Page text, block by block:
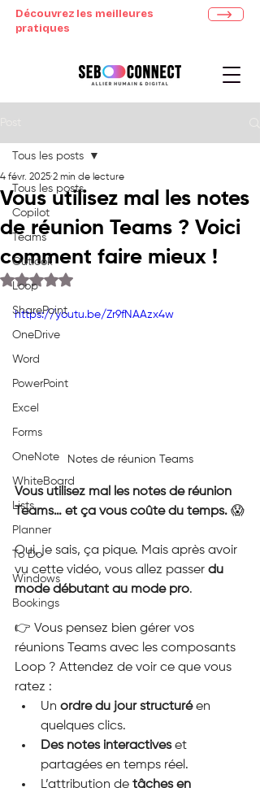
Découvrez les meilleures
pratiques
Tous les posts
Copilot
Teams
Outlook
Loop
SharePoint
OneDrive
Word
PowerPoint
Excel
Forms
OneNote
WhiteBoard
Lists
Planner
To Do
Windows
Bookings
Tous les posts
Vous utilisez mal les notes
de réunion Teams ? Voici
comment faire mieux !
4 févr. 2025 2 min de lecture
Noté NaN étoiles sur 5.
https://youtu.be/Zr9fNAAzx4w
Notes de réunion Teams
Vous utilisez mal les notes de réunion
Teams… et ça vous coûte du temps. 😱
Oui, je sais, ça pique. Mais après avoir
vu cette vidéo, vous allez passer du
mode débutant au mode pro.
👉 Vous pensez bien gérer vos
réunions Teams avec les composants
Loop ? Attendez de voir ce que vous
ratez :
Un ordre du jour structuré en
quelques clics.
Des notes interactives et
partagées en temps réel.
L’attribution de tâches en